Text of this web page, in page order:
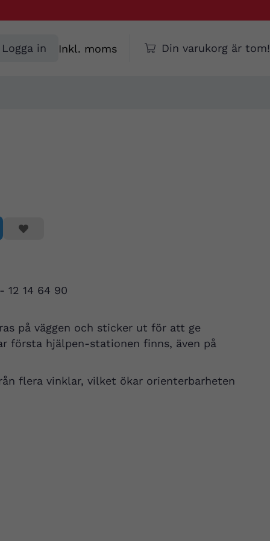
Logga in
Välj
Din varukorg är tom!
12 14 64 90
på väggen och sticker ut för att ge
första hjälpen-stationen finns, även på
flera vinklar, vilket ökar orienterbarheten